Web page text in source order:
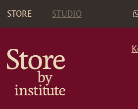
STORE STUDIO
•
Ultra Clear Spot Treatment